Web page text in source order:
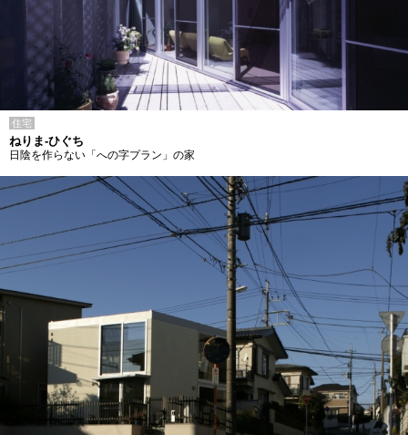
住宅
ねりま-ひぐち
日陰を作らない「への字プラン」の家